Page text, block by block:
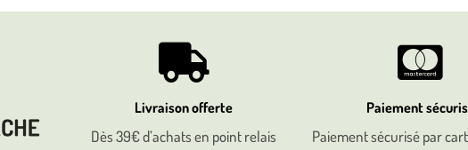
Livraison offerte
Dès 39€ d’achats en point relais
Paiement
Paiement sécurisé par